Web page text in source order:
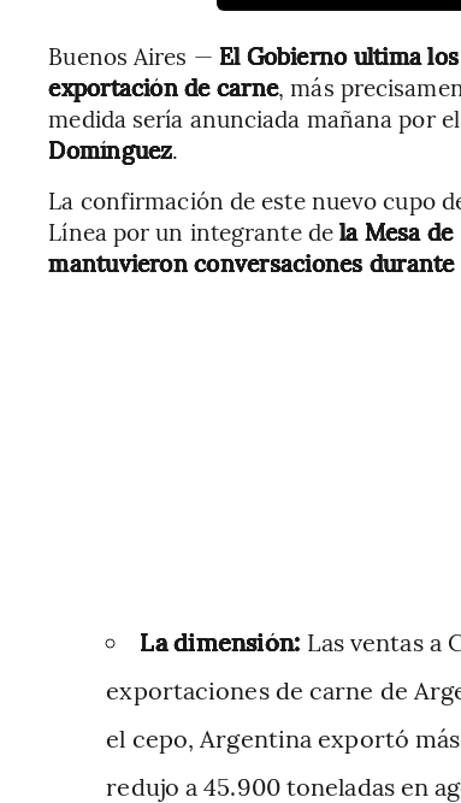
Buenos Aires — El Gobierno ultima
exportación de carne, más
medida sería anunciada mañana por
Domínguez.
La confirmación de este nuevo cupo
Línea por un integrante dela Mesa
mantuvieron conversaciones durante
La dimensión: Las ventas a
exportaciones de carne de
el cepo, Argentina exportó
redujo a 45.900 toneladas en